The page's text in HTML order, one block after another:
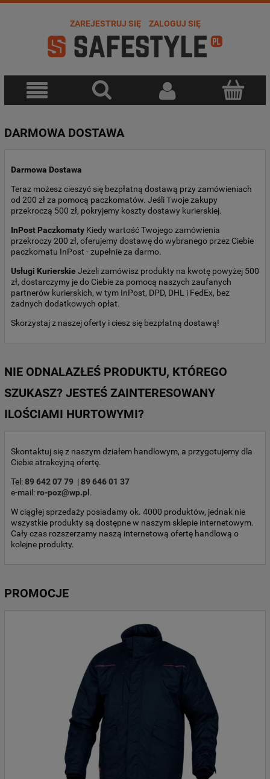
ZAREJESTRUJ SIĘ ZALOGUJ SIĘ
DARMOWA DOSTAWA
Darmowa Dostawa
Teraz możesz cieszyć się bezpłatną dostawą przy zamówieniach
od 200 zł za pomocą paczkomatów. Jeśli Twoje zakupy
przekroczą 500 zł, pokryjemy koszty dostawy kurierskiej.
InPost Paczkomaty Kiedy wartość Twojego zamówienia
przekroczy 200 zł, oferujemy dostawę do wybranego przez Ciebie
paczkomatu InPost - zupełnie za darmo.
Usługi Kurierskie Jeżeli zamówisz produkty na kwotę powyżej 500
zł, dostarczymy je do Ciebie za pomocą naszych zaufanych
partnerów kurierskich, w tym InPost, DPD, DHL i FedEx, bez
żadnych dodatkowych opłat.
Skorzystaj z naszej oferty i ciesz się bezpłatną dostawą!
NIE ODNALAZŁEŚ PRODUKTU, KTÓREGO
SZUKASZ? JESTEŚ ZAINTERESOWANY
ILOŚCIAMI HURTOWYMI?
Skontaktuj się z naszym działem handlowym, a przygotujemy dla
Ciebie atrakcyjną ofertę.
Tel:89 642 07 79 |89 646 01 37
e-mail:ro-poz@wp.pl .
W ciągłej sprzedaży posiadamy ok. 4000 produktów, jednak nie
wszystkie produkty są dostępne w naszym sklepie internetowym.
Cały czas rozszerzamy naszą internetową ofertę handlową o
kolejne produkty.
PROMOCJE